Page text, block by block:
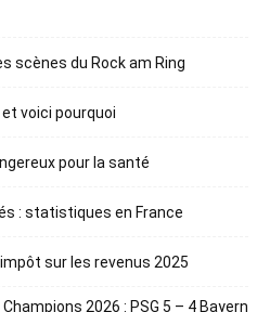
scènes du Rock am Ring
voici pourquoi
pour la santé
: statistiques en France
sur les revenus 2025
2026 : PSG 5 – 4 Bayern